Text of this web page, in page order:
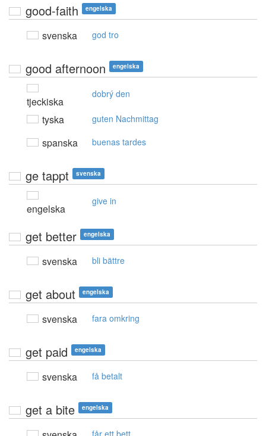
good-faith engelska
svenska god tro
good afternoon engelska
tjeckiska
dobrý den
tyska guten Nachmittag
spanska buenas tardes
ge tappt svenska
engelska
give in
get better engelska
svenska bli bättre
get about engelska
svenska fara omkring
get paid engelska
svenska få betalt
get a bite engelska